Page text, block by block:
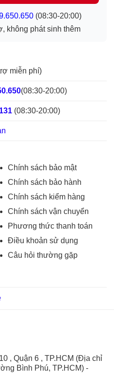
(08:30-20:00)
không phát sinh thêm
miễn phí)
(08:30-20:00)
(08:30-20:00)
Chính sách bảo mật
Chính sách bảo hành
Chính sách kiểm hàng
Chính sách vận chuyển
Phương thức thanh toán
Điều khoản sử dụng
Câu hỏi thường gặp
, Quận 6 , TP.HCM (Địa chỉ
Bình Phú, TP.HCM) -